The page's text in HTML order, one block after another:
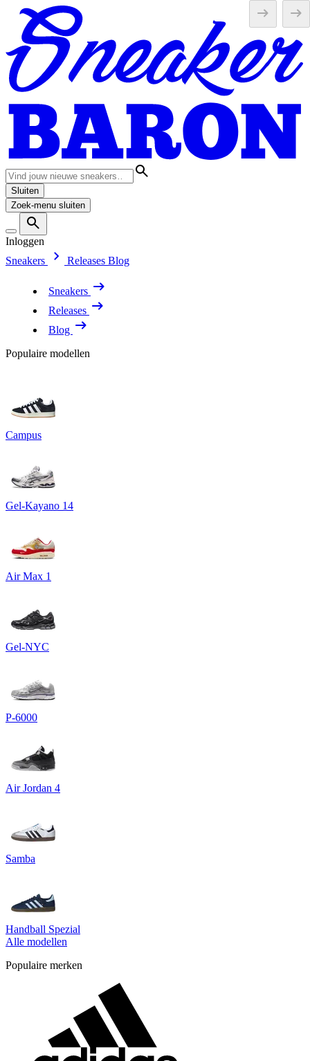
Sluiten
Zoek-menu sluiten
Inloggen
Sneakers
Releases Blog
Sneakers
Releases
Blog
Populaire modellen
Campus
Gel-Kayano 14
Air Max 1
Gel-NYC
P-6000
Air Jordan 4
Samba
Handball Spezial
Alle modellen
Populaire merken